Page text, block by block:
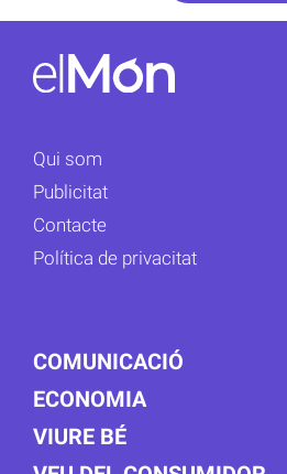
Qui som
Publicitat
Contacte
Política de privacitat
COMUNICACIÓ
ECONOMIA
VIURE BÉ